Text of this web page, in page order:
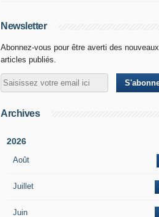
Newsletter
Abonnez-vous pour être averti des nouveaux
articles publiés.
Archives
2026
Août
Juillet
Juin